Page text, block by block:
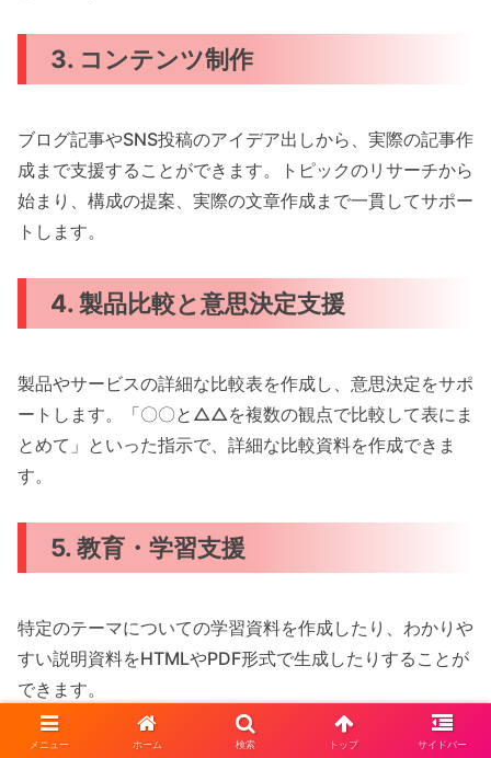
3. コンテンツ制作
ブログ記事やSNS投稿のアイデア出しから、実際の記事作
成まで支援することができます。トピックのリサーチから
始まり、構成の提案、実際の文章作成まで一貫してサポー
トします。
4. 製品比較と意思決定支援
製品やサービスの詳細な比較表を作成し、意思決定をサポ
ートします。「〇〇と△△を複数の観点で比較して表にま
とめて」といった指示で、詳細な比較資料を作成できま
す。
5. 教育・学習支援
特定のテーマについての学習資料を作成したり、わかりや
すい説明資料をHTMLやPDF形式で生成したりすることが
できます。
メニュー ホーム 検索 トップ サイドバー